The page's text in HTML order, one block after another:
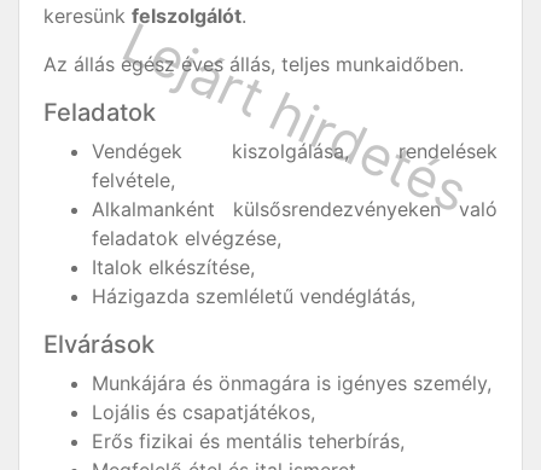
keresünk felszolgálót.
Az állás egész éves állás, teljes munkaidőben.
Feladatok
Vendégek kiszolgálása, rendelések
felvétele,
Alkalmanként külsősrendezvényeken való
feladatok elvégzése,
Italok elkészítése,
Házigazda szemléletű vendéglátás,
Elvárások
Munkájára és önmagára is igényes személy,
Lojális és csapatjátékos,
Erős fizikai és mentális teherbírás,